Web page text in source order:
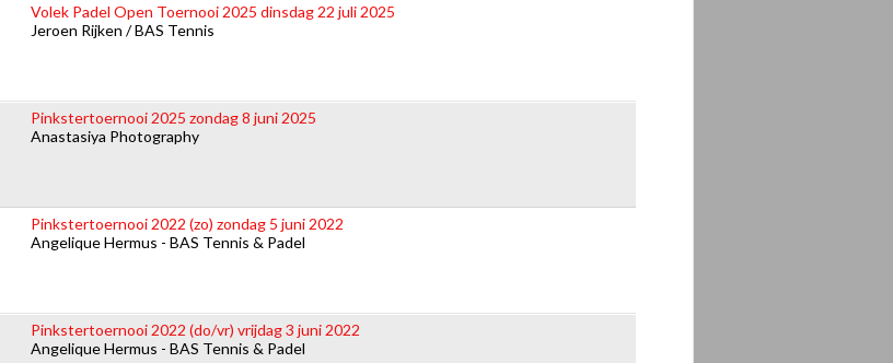
Volek Padel Open Toernooi 2025 dinsdag 22 juli 2025
Jeroen Rijken / BAS Tennis
Pinkstertoernooi 2025 zondag 8 juni 2025
Anastasiya Photography
Pinkstertoernooi 2022 (zo) zondag 5 juni 2022
Angelique Hermus - BAS Tennis & Padel
Pinkstertoernooi 2022 (do/vr) vrijdag 3 juni 2022
Angelique Hermus - BAS Tennis & Padel